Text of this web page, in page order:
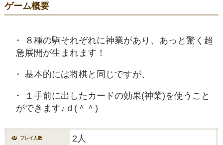
ゲーム概要
８種の駒それぞれに神業があり、あっと驚く超
急展開が生まれます！
基本的には将棋と同じですが、
１手前に出したカードの効果(神業)を使うこと
ができます♪ｄ(＾＾)
プレイ人数 2人